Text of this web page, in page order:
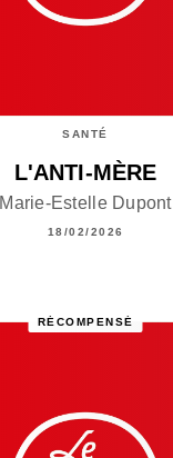
SANTÉ
L'ANTI-MÈRE
Marie-Estelle Dupont
18/02/2026
RÉCOMPENSÉ